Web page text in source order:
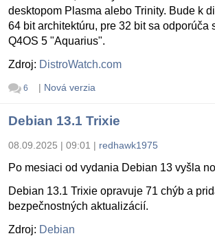
desktopom Plasma alebo Trinity. Bude k
64 bit architektúru, pre 32 bit sa odporúča
Q4OS 5 "Aquarius".
Zdroj: DistroWatch.com
6 | Nová verzia
Debian 13.1 Trixie
08.09.2025 | 09:01 | redhawk1975
Po mesiaci od vydania Debian 13 vyšla
Debian 13.1 Trixie opravuje 71 chýb a
bezpečnostných aktualizácií.
Zdroj: Debian